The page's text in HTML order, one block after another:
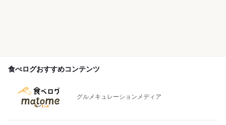
食べログおすすめコンテンツ
グルメキュレーションメディア